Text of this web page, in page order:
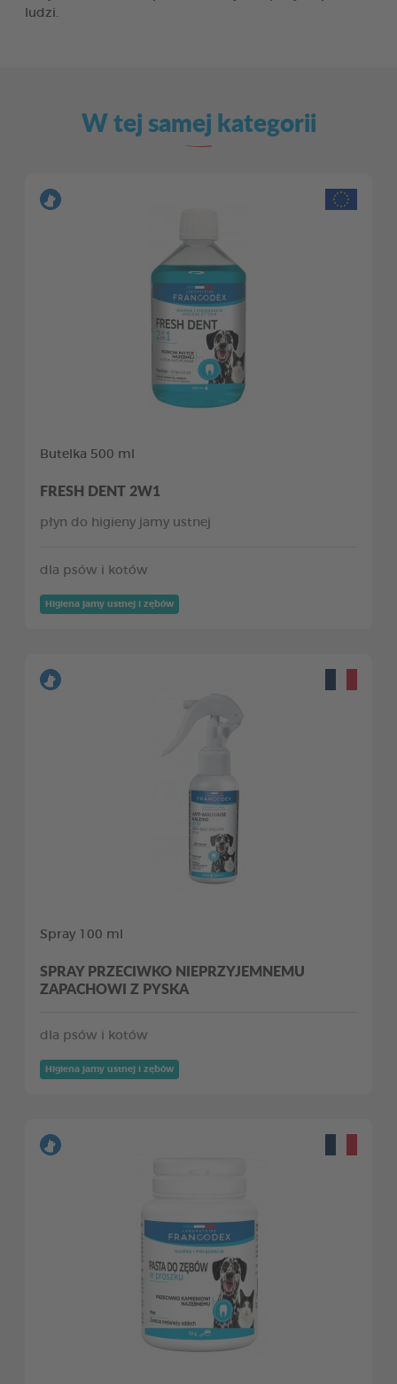
ludzi.
W tej samej kategorii
Butelka 500 ml
FRESH DENT 2W1
płyn do higieny jamy ustnej
dla psów i kotów
Higiena jamy ustnej i zębów
Spray 100 ml
SPRAY PRZECIWKO NIEPRZYJEMNEMU
ZAPACHOWI Z PYSKA
dla psów i kotów
Higiena jamy ustnej i zębów